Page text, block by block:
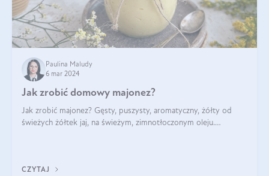
Paulina Maludy
6 mar 2024
Jak zrobić domowy majonez?
Jak zrobić majonez? Gęsty, puszysty, aromatyczny, żółty od
świeżych żółtek jaj, na świeżym, zimnotłoczonym oleju.
CZYTAJ